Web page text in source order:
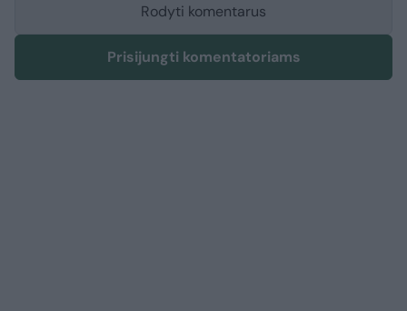
Rodyti komentarus
Prisijungti komentatoriams